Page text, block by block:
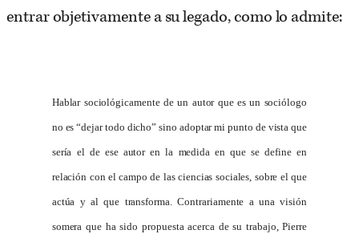
entrar objetivamente a su legado, como lo admite:
Hablar sociológicamente de un autor que es un sociólogo
no es “dejar todo dicho” sino adoptar mi punto de vista que
sería el de ese autor en la medida en que se define en
relación con el campo de las ciencias sociales, sobre el que
actúa y al que transforma. Contrariamente a una visión
somera que ha sido propuesta acerca de su trabajo, Pierre